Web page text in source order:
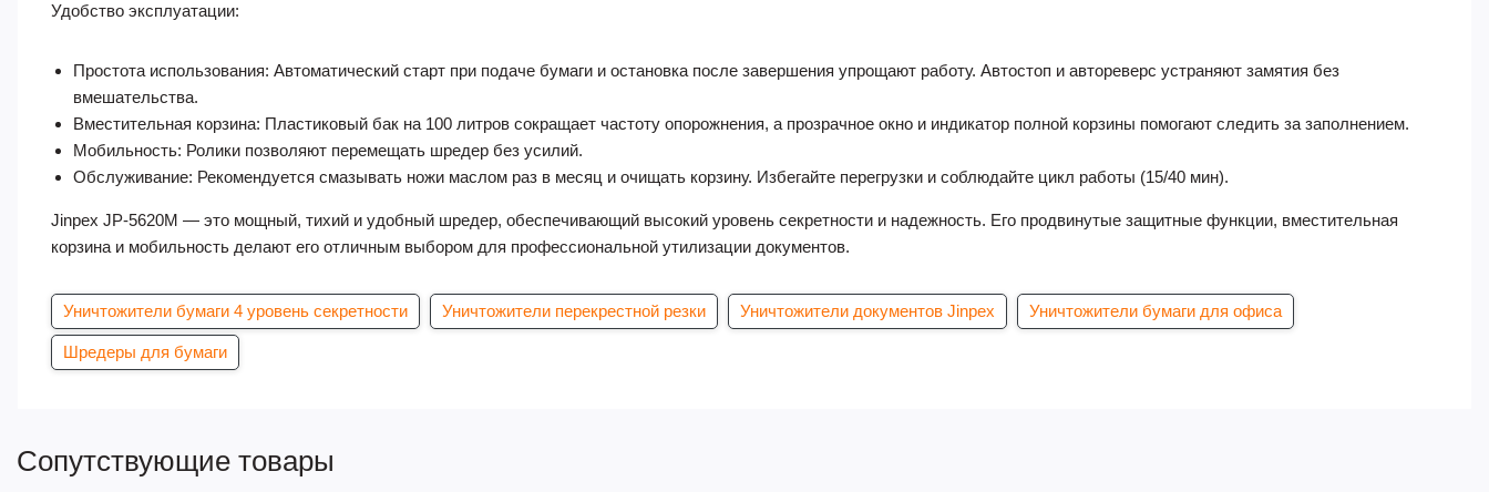
Удобство эксплуатации:
Простота использования: Автоматический старт при подаче бумаги и остановка после завершения упрощают работу. Автостоп и автореверс устраняют замятия без
вмешательства.
Вместительная корзина: Пластиковый бак на 100 литров сокращает частоту опорожнения, а прозрачное окно и индикатор полной корзины помогают следить за заполнением.
Мобильность: Ролики позволяют перемещать шредер без усилий.
Обслуживание: Рекомендуется смазывать ножи маслом раз в месяц и очищать корзину. Избегайте перегрузки и соблюдайте цикл работы (15/40 мин).
Jinpex JP-5620M — это мощный, тихий и удобный шредер, обеспечивающий высокий уровень секретности и надежность. Его продвинутые защитные функции, вместительная
корзина и мобильность делают его отличным выбором для профессиональной утилизации документов.
Уничтожители бумаги 4 уровень секретности Уничтожители перекрестной резки Уничтожители документов Jinpex Уничтожители бумаги для офиса
Шредеры для бумаги
Сопутствующие товары